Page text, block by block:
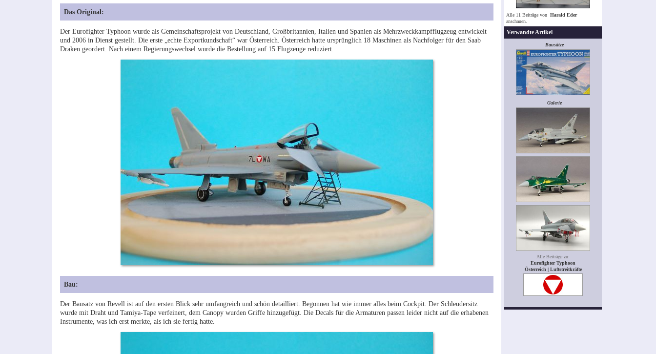
Das Original:
Der Eurofighter Typhoon wurde als Gemeinschaftsprojekt von Deutschland, Großbritannien, Italien und Spanien als Mehrzweckkampfflugzeug entwickelt
und 2006 in Dienst gestellt. Die erste „echte Exportkundschaft“ war Österreich. Österreich hatte ursprünglich 18 Maschinen als Nachfolger für den Saab
Draken geordert. Nach einem Regierungswechsel wurde die Bestellung auf 15 Flugzeuge reduziert.
Bau:
Der Bausatz von Revell ist auf den ersten Blick sehr umfangreich und schön detailliert. Begonnen hat wie immer alles beim Cockpit. Der Schleudersitz
wurde mit Draht und Tamiya-Tape verfeinert, dem Canopy wurden Griffe hinzugefügt. Die Decals für die Armaturen passen leider nicht auf die erhabenen
Instrumente, was ich erst merkte, als ich sie fertig hatte.
Alle 11 Beiträge von Harald Eder
anschauen.
Verwandte Artikel
Bausätze
Galerie
Alle Beiträge zu:
Eurofighter Typhoon
Österreich | Luftstreitkräfte